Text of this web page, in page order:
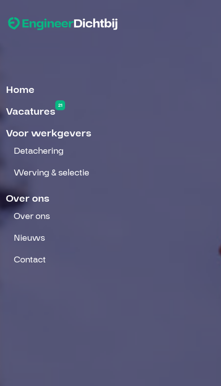
Home
Vacatures 21
Voor werkgevers
Detachering
Werving & selectie
Over ons
Over ons
Nieuws
Contact